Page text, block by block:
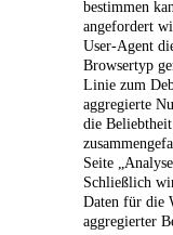
bestimmen
angefordert
User-Agent
Browsertyp
Linie zum
aggregierte
die
Seite
Schließlich
Daten für die
aggregierter